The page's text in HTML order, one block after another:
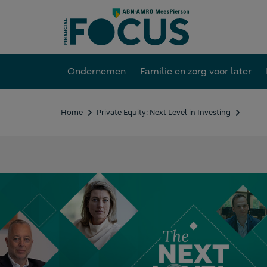
Ondernemen Familie en zorg voor later
Home Private Equity: Next Level in Investing
Equity:
Geschiedenis
&